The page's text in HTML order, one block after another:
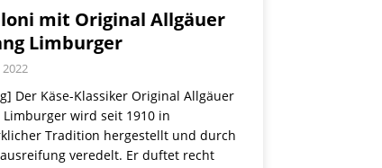
mit Original Allgäuer
Limburger
Der Käse-Klassiker Original Allgäuer
Limburger wird seit 1910 in
Tradition hergestellt und durch
veredelt. Er duftet recht